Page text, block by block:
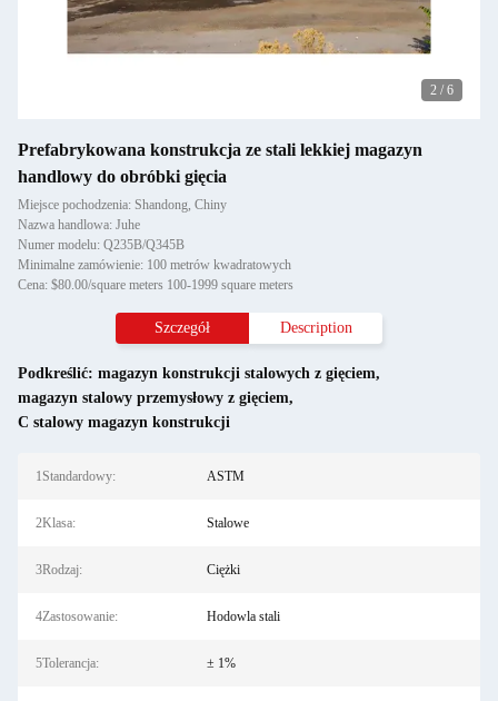
3 / 6
Prefabrykowana konstrukcja ze stali lekkiej magazyn
handlowy do obróbki gięcia
Miejsce pochodzenia: Shandong, Chiny
Nazwa handlowa: Juhe
Numer modelu: Q235B/Q345B
Minimalne zamówienie: 100 metrów kwadratowych
Cena: $80.00/square meters 100-1999 square meters
Szczegół Description
Podkreślić: magazyn konstrukcji stalowych z gięciem,
magazyn stalowy przemysłowy z gięciem,
C stalowy magazyn konstrukcji
1Standardowy: ASTM
2Klasa: Stalowe
3Rodzaj: Ciężki
4Zastosowanie: Hodowla stali
5Tolerancja: ± 1%